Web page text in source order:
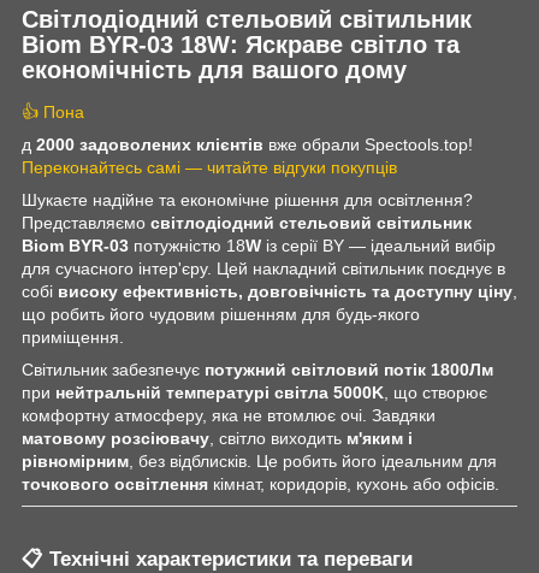
Світлодіодний стельовий світильник
Biom BYR-03 18W: Яскраве світло та
економічність для вашого дому
👍 Пона
д 2000 задоволених клієнтів вже обрали Spectools.top!
Переконайтесь самі — читайте відгуки покупців
Шукаєте надійне та економічне рішення для освітлення?
Представляємо світлодіодний стельовий світильник
Biom BYR-03 потужністю 18W із серії BY — ідеальний вибір
для сучасного інтер'єру. Цей накладний світильник поєднує в
собі високу ефективність, довговічність та доступну ціну,
що робить його чудовим рішенням для будь-якого
приміщення.
Світильник забезпечує потужний світловий потік 1800Лм
при нейтральній температурі світла 5000K, що створює
комфортну атмосферу, яка не втомлює очі. Завдяки
матовому розсіювачу, світло виходить м'яким і
рівномірним, без відблисків. Це робить його ідеальним для
точкового освітлення кімнат, коридорів, кухонь або офісів.
📋 Технічні характеристики та переваги